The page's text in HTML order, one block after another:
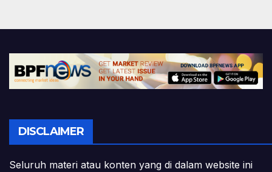
DISCLAIMER
Seluruh materi atau konten yang di dalam website ini